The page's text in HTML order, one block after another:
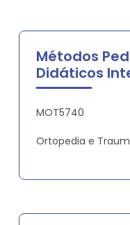
Métodos
Didáticos
MOT5740
Ortopedia e